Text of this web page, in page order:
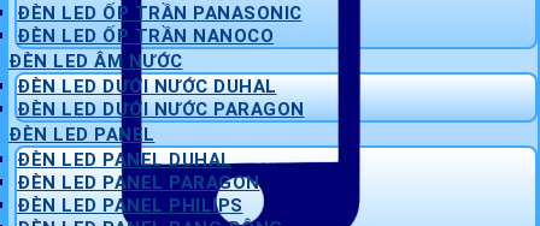
ĐÈN LED ỐP TRẦN PANASONIC
ĐÈN LED ỐP TRẦN NANOCO
ĐÈN LED ÂM NƯỚC
ĐÈN LED DƯỚI NƯỚC DUHAL
ĐÈN LED DƯỚI NƯỚC PARAGON
ĐÈN LED PANEL
ĐÈN LED PANEL DUHAL
ĐÈN LED PANEL PARAGON
ĐÈN LED PANEL PHILIPS